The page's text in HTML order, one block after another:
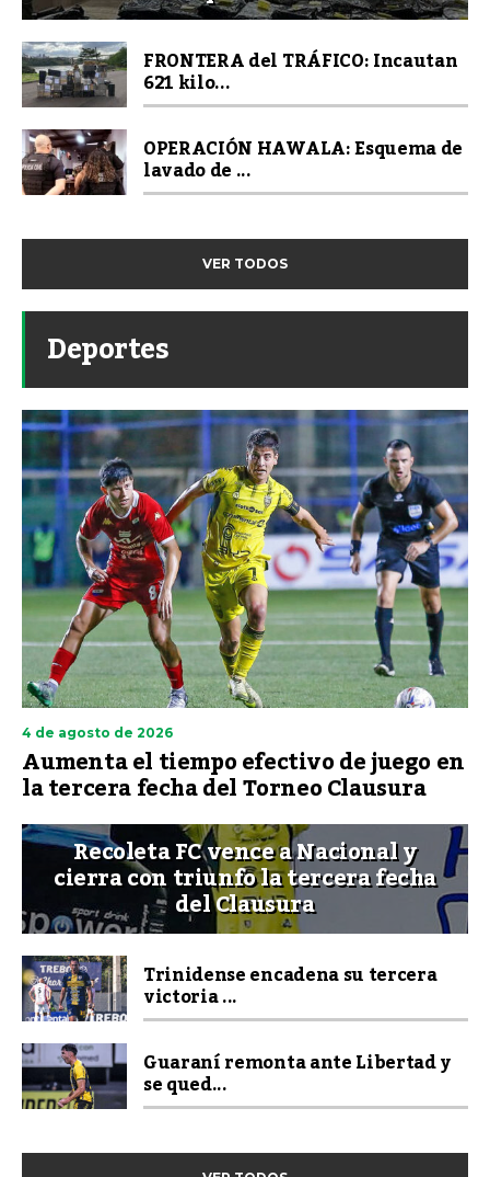
FRONTERA del TRÁFICO: Incautan
621 kilo...
OPERACIÓN HAWALA: Esquema de
lavado de ...
VER TODOS
Deportes
4 de agosto de 2026
Aumenta el tiempo efectivo de juego en
la tercera fecha del Torneo Clausura
Recoleta FC vence a Nacional y
cierra con triunfo la tercera fecha
del Clausura
Trinidense encadena su tercera
victoria ...
Guaraní remonta ante Libertad y
se qued...